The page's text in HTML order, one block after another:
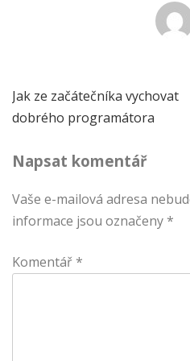
Navigace
příspěvek
Jak ze začátečníka vychovat
dobrého programátora
Napsat komentář
Vaše e-mailová adresa
informace jsou označeny *
Komentář *